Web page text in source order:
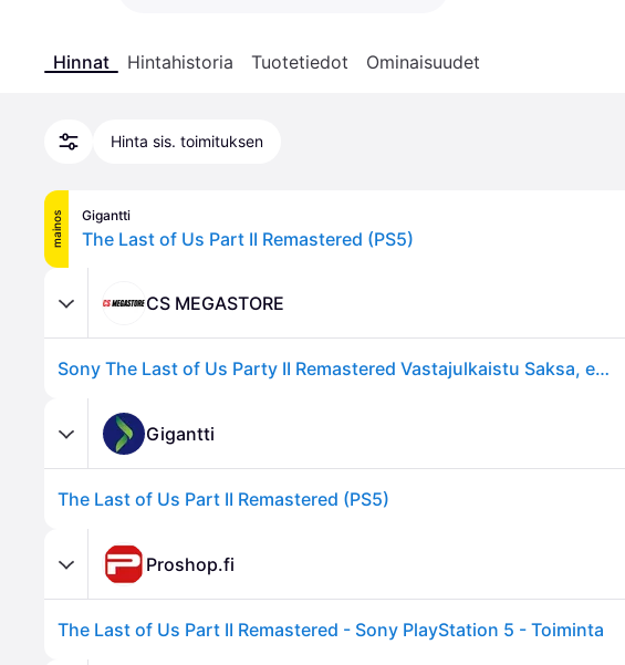
Hinnat Hintahistoria Tuotetiedot Ominaisuudet
Hinta sis. toimituksen
mainos Gigantti
The Last of Us Part II Remastered (PS5)
CS MEGASTORE
Sony The Last of Us Party II Remastered Vastajulkaistu Saksa, englanti, espanja, ranska, kreikka, italia, japani, puola, portugali, portugali, ranska, turkki, turkki, venäjä PlayStation 5
Gigantti
The Last of Us Part II Remastered (PS5)
Proshop.fi
The Last of Us Part II Remastered - Sony PlayStation 5 - Toiminta